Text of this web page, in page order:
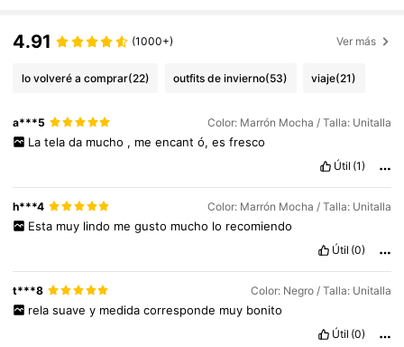
4.91 (1000+) Ver más
lo volveré a comprar(22) outfits de invierno(53) viaje(21)
a***5 Color: Marrón Mocha / Talla: Unitalla
La tela da mucho , me encant ó, es fresco
Útil (1)
h***4 Color: Marrón Mocha / Talla: Unitalla
Esta muy lindo me gusto mucho lo recomiendo
Útil (0)
t***8 Color: Negro / Talla: Unitalla
rela suave y medida corresponde muy bonito
Útil (0)